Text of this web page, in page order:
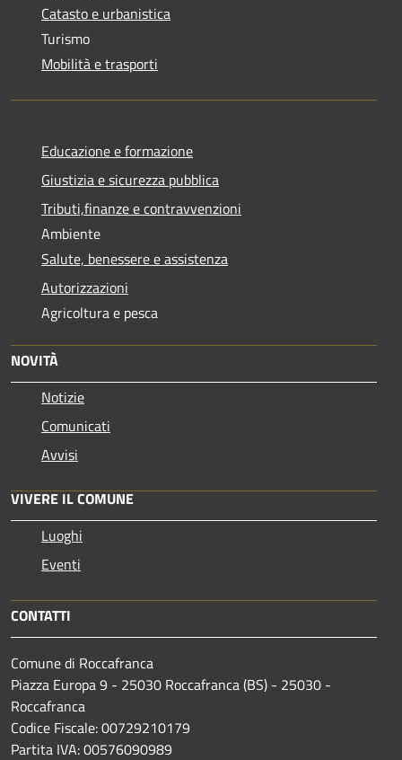
Catasto e urbanistica
Turismo
Mobilità e trasporti
Educazione e formazione
Giustizia e sicurezza pubblica
Tributi,finanze e contravvenzioni
Ambiente
Salute, benessere e assistenza
Autorizzazioni
Agricoltura e pesca
NOVITÀ
Notizie
Comunicati
Avvisi
VIVERE IL COMUNE
Luoghi
Eventi
CONTATTI
Comune di Roccafranca
Piazza Europa 9 - 25030 Roccafranca (BS) - 25030 -
Roccafranca
Codice Fiscale: 00729210179
Partita IVA: 00576090989